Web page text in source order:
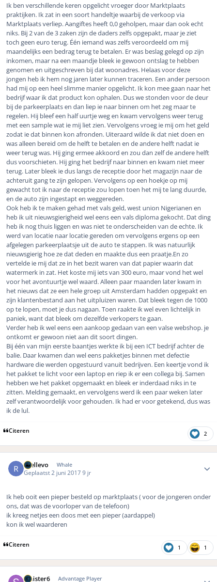
Ik ben verschillende keren opgelicht vroeger door Marktplaats
praktijken. Ik zat in een soort handeltje waarbij de verkoop via
Marktplaats verliep. Aangiftes heeft 0,0 geholpen, maar dan ook echt
niks. Bij 2 van de 3 zaken zijn de daders zelfs opgepakt, maar je ziet
toch geen euro terug. Één iemand was zelfs veroordeeld om mij
maandelijks een bedrag terug te betalen. Er was beslag gelegd op zijn
inkomen, maar na een maandje bleek ie gewoon ontslag te hebben
genomen en uitgeschreven bij dat woonadres. Helaas voor deze
jongen heb ik hem nog jaren later kunnen traceren. Een ander persoon
had mij op een heel slimme manier opgelicht. Ik kon mee gaan naar het
bedrijf waar ik dat product kon ophalen. Dus we stonden voor de deur
bij de parkeerplaats en dan liep ie naar binnen om het zeg maar te
regelen. Hij bleef een half uurtje weg en kwam vervolgens weer terug
met een sample wat ie mij liet zien. Vervolgens vroeg ie mij om het geld
zodat ie dat binnen kon afronden. Uiteraard wilde ik dat niet doen en
was alleen bereid om de helft te betalen en de andere helft nadat ie
weer terug was. Hij ging ermee akkoord en zou dan zelf de andere helft
dus voorschieten. Hij ging het bedrijf naar binnen en kwam niet meer
terug. Later bleek ie dus langs de receptie door het magazijn naar de
achteruit gang te zijn gelopen. Vervolgens op een hoekje op mij
gewacht tot ik naar de receptie zou lopen toen het mij te lang duurde,
en de auto zijn ingestapt en weggereden.
Ook heb ik te maken gehad met vals geld, west union Nigerianen en
heb ik uit nieuwsgierigheid wel eens een vals diploma gekocht. Dat ding
heb ik nog thuis liggen en was niet te onderscheiden van de echte. Ik
werd van locatie naar locatie gereden om vervolgens ergens op een
afgelegen parkeerplaatsje uit de auto te stappen. Ik was natuurlijk
nieuwsgierig hoe ze dat deden en maakte dus een praatje.En zo
vertelde ie mij dat ze in het bezit waren van dat papier waarin dat
watermerk in zat. Het koste mij iets van 300 euro, maar vond het wel
voor het avontuurtje wel waard. Alleen paar maanden later kwam in
het nieuws dat ze een hele groep uit Amsterdam hadden opgepakt en
zijn klantenbestand aan het uitpluizen waren. Dat bleek tegen de 1000
op te lopen, moet je dus nagaan. Toen raakte ik wel even lichtelijk in
paniek, want dat bleek om dezelfde verkopers te gaan.
Verder heb ik wel eens een aankoop gedaan van een valse webshop. je
ontkomt er gewoon niet aan dit soort dingen.
Bij één van mijn eerste baantjes werkte ik bij een ICT bedrijf achter de
balie. Daar kwamen dan wel eens pakketjes binnen met defectie
hardware die werden opgestuurd vanuit bedrijven. Een keertje vond ik
het pakket te licht voor een laptop en riep ik er een collega bij. Samen
hebben we het pakket opgemaakt en bleek er inderdaad niks in te
zitten. Melding gemaakt, en vervolgens werd ik een paar weken later
zelf verantwoordelijk voor gehouden. Ik had er voor getekend, dus was
ik de lul.
Citeren 2
rhellevo Whale
Geplaatst 2 juni 20179 jr
Ik heb ooit een pieper besteld op marktplaats ( voor de jongeren onder
ons, dat was de voorloper van de telefoon)
ik kreeg netjes een doos met een pieper (aardappel)
kon ik wel waarderen
Citeren 1 1
Sinister6 Advantage Player